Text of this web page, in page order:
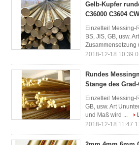
Gelb-Kupfer
C36000 C3604
Einzelteil Messing-
BS, JIS, GB, usw.
Zusammensetzung
2018-12-18
Rundes
Stange des Grad-
Einzelteil Messing-
GB, usw. Art
und Maß wird ...
2018-12-18